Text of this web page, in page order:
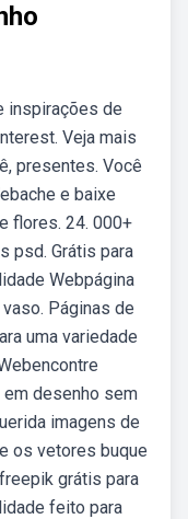
inspirações de
Veja mais
presentes. Você
e baixe
flores. 24. 000+
psd. Grátis para
Webpágina
Páginas de
uma variedade
desenho sem
imagens de
os vetores buque
grátis para
feito para